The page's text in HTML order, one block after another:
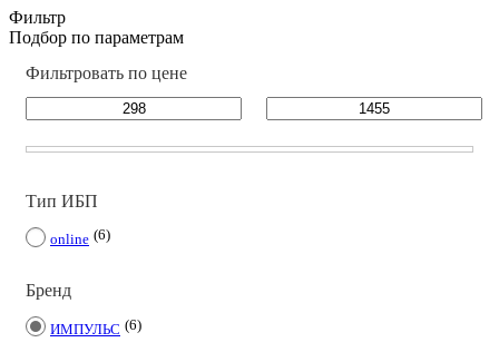
Фильтр
Подбор по параметрам
Фильтровать по цене
Тип ИБП
online 6
Бренд
ИМПУЛЬС 6